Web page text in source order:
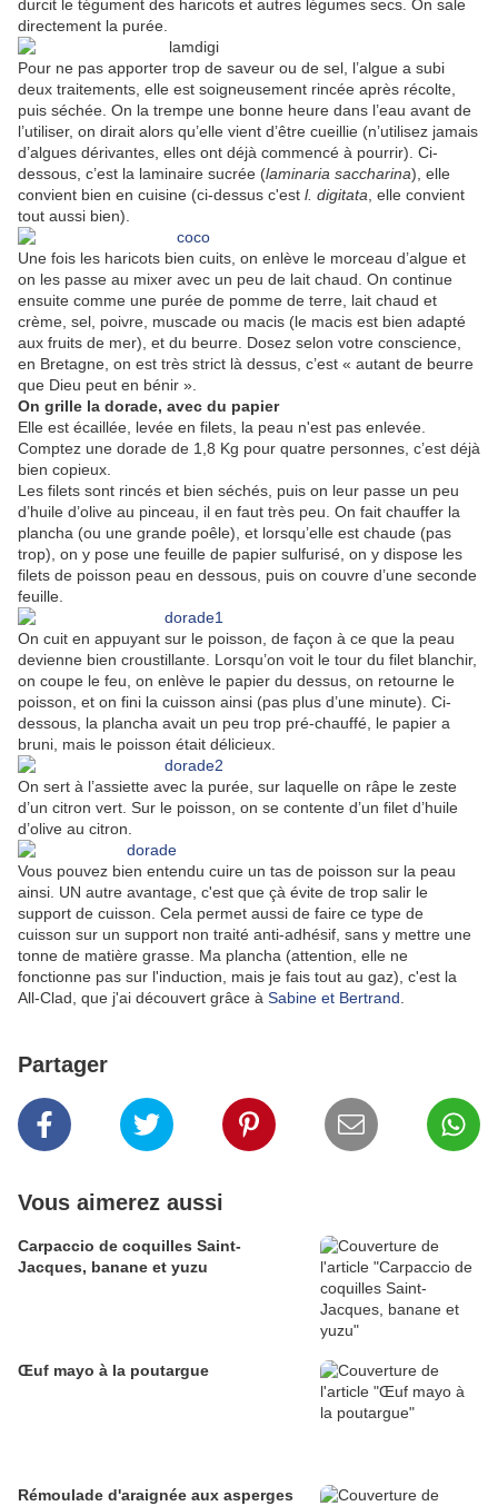
durcit le tégument des haricots et autres légumes secs. On sale
directement la purée.
Pour ne pas apporter trop de saveur ou de sel, l’algue a subi
deux traitements, elle est soigneusement rincée après récolte,
puis séchée. On la trempe une bonne heure dans l’eau avant de
l’utiliser, on dirait alors qu’elle vient d’être cueillie (n’utilisez jamais
d’algues dérivantes, elles ont déjà commencé à pourrir). Ci-
dessous, c’est la laminaire sucrée (laminaria saccharina), elle
convient bien en cuisine (ci-dessus c'est l. digitata , elle convient
tout aussi bien).
Une fois les haricots bien cuits, on enlève le morceau d’algue et
on les passe au mixer avec un peu de lait chaud. On continue
ensuite comme une purée de pomme de terre, lait chaud et
crème, sel, poivre, muscade ou macis (le macis est bien adapté
aux fruits de mer), et du beurre. Dosez selon votre conscience,
en Bretagne, on est très strict là dessus, c’est « autant de beurre
que Dieu peut en bénir ».
On grille la dorade, avec du papier
Elle est écaillée, levée en filets, la peau n'est pas enlevée.
Comptez une dorade de 1,8 Kg pour quatre personnes, c’est déjà
bien copieux.
Les filets sont rincés et bien séchés, puis on leur passe un peu
d’huile d’olive au pinceau, il en faut très peu. On fait chauffer la
plancha (ou une grande poêle), et lorsqu’elle est chaude (pas
trop), on y pose une feuille de papier sulfurisé, on y dispose les
filets de poisson peau en dessous, puis on couvre d’une seconde
feuille.
On cuit en appuyant sur le poisson, de façon à ce que la peau
devienne bien croustillante. Lorsqu’on voit le tour du filet blanchir,
on coupe le feu, on enlève le papier du dessus, on retourne le
poisson, et on fini la cuisson ainsi (pas plus d’une minute). Ci-
dessous, la plancha avait un peu trop pré-chauffé, le papier a
bruni, mais le poisson était délicieux.
On sert à l’assiette avec la purée, sur laquelle on râpe le zeste
d’un citron vert. Sur le poisson, on se contente d’un filet d’huile
d’olive au citron.
Vous pouvez bien entendu cuire un tas de poisson sur la peau
ainsi. UN autre avantage, c'est que çà évite de trop salir le
support de cuisson. Cela permet aussi de faire ce type de
cuisson sur un support non traité anti-adhésif, sans y mettre une
tonne de matière grasse. Ma plancha (attention, elle ne
fonctionne pas sur l'induction, mais je fais tout au gaz), c'est la
All-Clad, que j'ai découvert grâce à Sabine et Bertrand
Partager
Vous aimerez aussi
Carpaccio de coquilles Saint-
Jacques, banane et yuzu
Œuf mayo à la poutargue
Rémoulade d'araignée aux asperges